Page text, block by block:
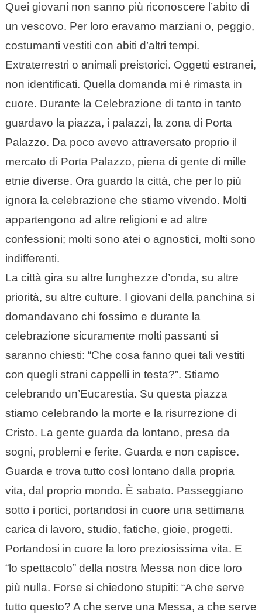
Quei giovani non sanno più riconoscere l’abito di
un vescovo. Per loro eravamo marziani o, peggio,
costumanti vestiti con abiti d’altri tempi.
Extraterrestri o animali preistorici. Oggetti estranei,
non identificati. Quella domanda mi è rimasta in
cuore. Durante la Celebrazione di tanto in tanto
guardavo la piazza, i palazzi, la zona di Porta
Palazzo. Da poco avevo attraversato proprio il
mercato di Porta Palazzo, piena di gente di mille
etnie diverse. Ora guardo la città, che per lo più
ignora la celebrazione che stiamo vivendo. Molti
appartengono ad altre religioni e ad altre
confessioni; molti sono atei o agnostici, molti sono
indifferenti.
La città gira su altre lunghezze d’onda, su altre
priorità, su altre culture. I giovani della panchina si
domandavano chi fossimo e durante la
celebrazione sicuramente molti passanti si
saranno chiesti: “Che cosa fanno quei tali vestiti
con quegli strani cappelli in testa?”. Stiamo
celebrando un’Eucarestia. Su questa piazza
stiamo celebrando la morte e la risurrezione di
Cristo. La gente guarda da lontano, presa da
sogni, problemi e ferite. Guarda e non capisce.
Guarda e trova tutto così lontano dalla propria
vita, dal proprio mondo. È sabato. Passeggiano
sotto i portici, portandosi in cuore una settimana
carica di lavoro, studio, fatiche, gioie, progetti.
Portandosi in cuore la loro preziosissima vita. E
“lo spettacolo” della nostra Messa non dice loro
più nulla. Forse si chiedono stupiti: “A che serve
tutto questo? A che serve una Messa, a che serve